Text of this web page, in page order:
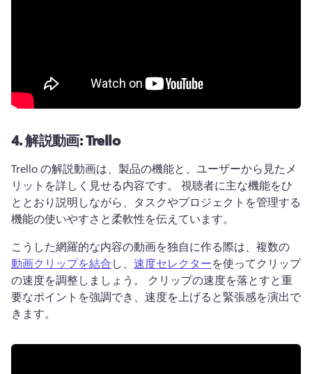
4.解説動画: Trello
Trello の解説動画は、製品の機能と、ユーザーから見たメ
リットを詳しく見せる内容です。 視聴者に主な機能をひ
ととおり説明しながら、タスクやプロジェクトを管理する
機能の使いやすさと柔軟性を伝えています。
こうした網羅的な内容の動画を独自に作る際は、複数の
動画クリップを結合し、 速度セレクターを使ってクリップ
の速度を調整しましょう。 クリップの速度を落とすと重
要なポイントを強調でき、速度を上げると緊張感を演出で
きます。